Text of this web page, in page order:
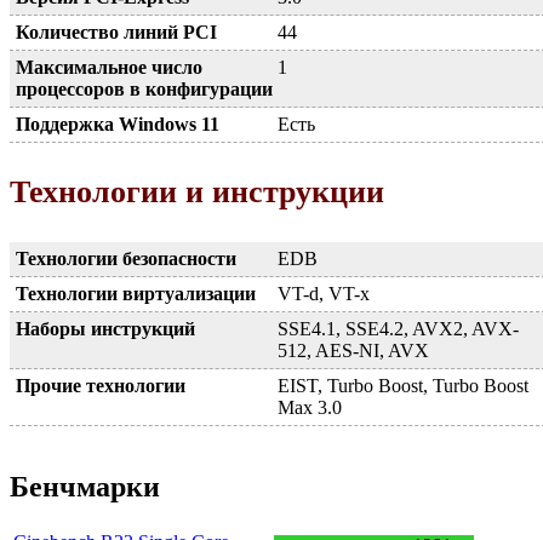
Количество линий PCI
44
Максимальное число
процессоров в конфигурации
1
Поддержка Windows 11 Есть
Технологии и инструкции
Технологии безопасности
EDB
Технологии виртуализации
VT-d, VT-x
Наборы инструкций
SSE4.1, SSE4.2, AVX2, AVX-
512, AES-NI, AVX
Прочие технологии
EIST, Turbo Boost, Turbo Boost
Max 3.0
Бенчмарки